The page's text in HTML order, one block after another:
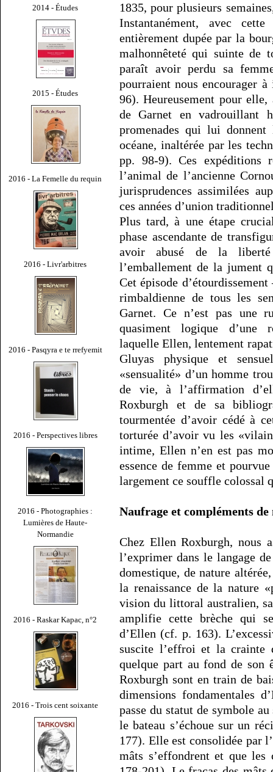
2014 - Études
2015 - Études
2016 - La Femelle du requin
2016 - Livr'arbitres
2016 - Pasqyra e te rrefyemit
2016 - Perspectives libres
2016 - Photographies :
Lumières de Haute-
Normandie
2016 - Raskar Kapac, n°2
2016 - Trois cent soixante
1835, pour plusieurs
Instantanément, avec
entièrement dupée par la
malhonnêteté qui suinte de
paraît avoir perdu sa
pourraient nous encourager
96). Heureusement pour
de Garnet en vadrouillant
promenades qui lui
océane, inaltérée par les
pp. 98-9). Ces expéditions
l’animal de l’ancienne
jurisprudences assimilées
ces années d’union
Plus tard, à une étape
phase ascendante de
avoir abusé de la
l’emballement de la jument
Cet épisode
rimbaldienne de tous les
Garnet. Ce n’est pas une
quasiment logique d’une
laquelle Ellen, lentement
Gluyas physique et
«sensualité» d’un homme
de vie, à l’affirmation
Roxburgh et de sa
tourmentée d’avoir cédé à
torturée d’avoir vu les
intime, Ellen n’en est pas
essence de femme et
largement ce souffle colossal
Naufrage et compléments de
Chez Ellen Roxburgh, nous
l’exprimer dans le langage
domestique, de nature
la renaissance de la nature
vision du littoral australien,
amplifie cette brèche qui
d’Ellen (cf. p. 163).
suscite l’effroi et la crainte
quelque part au fond de son
Roxburgh sont en train de
dimensions fondamentales
passe du statut de symbole
le bateau s’échoue sur un
177). Elle est consolidée par
mâts s’effondrent et que les